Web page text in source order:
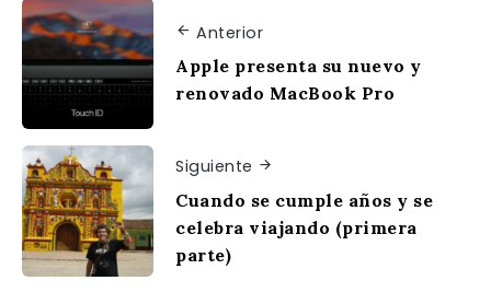
Anterior
Apple presenta su nuevo y
renovado MacBook Pro
Siguiente
Cuando se cumple años y se
celebra viajando (primera
parte)